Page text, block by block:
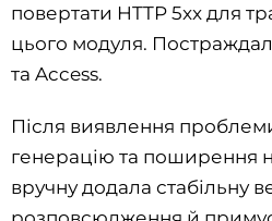
повертати HTTP 5xx для
цього модуля.
та Access.
Після виявлення
генерацію та поширення
вручну додала стабільну